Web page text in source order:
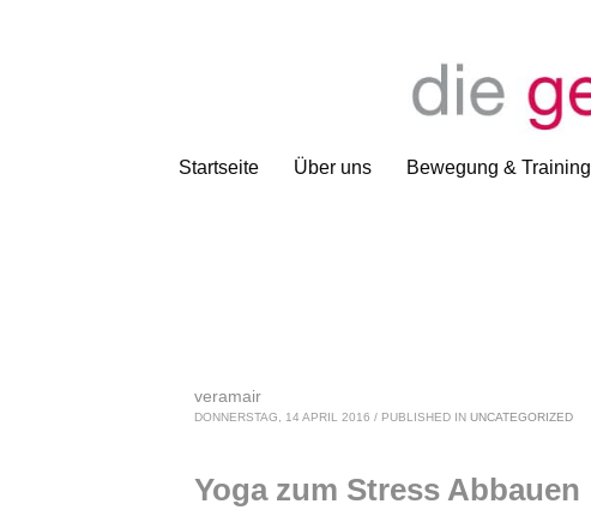
Startseite Über uns Bewegung & Training
veramair
DONNERSTAG, 14 APRIL 2016 / PUBLISHED IN UNCATEGORIZED
Yoga zum Stress Abbauen